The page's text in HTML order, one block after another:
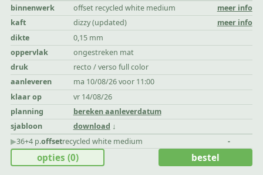
binnenwerk offset recycled white medium
meer info
kaft
dizzy (updated)
meer info
dikte
0,15 mm
oppervlak
ongestreken mat
druk
recto / verso full color
aanleveren
ma 10/08/26 voor 11:00
klaar op
vr 14/08/26
planning
bereken aanleverdatum
sjabloon
download
▶︎36+4 p.offsetrecycled white medium -
opties (0) bestel